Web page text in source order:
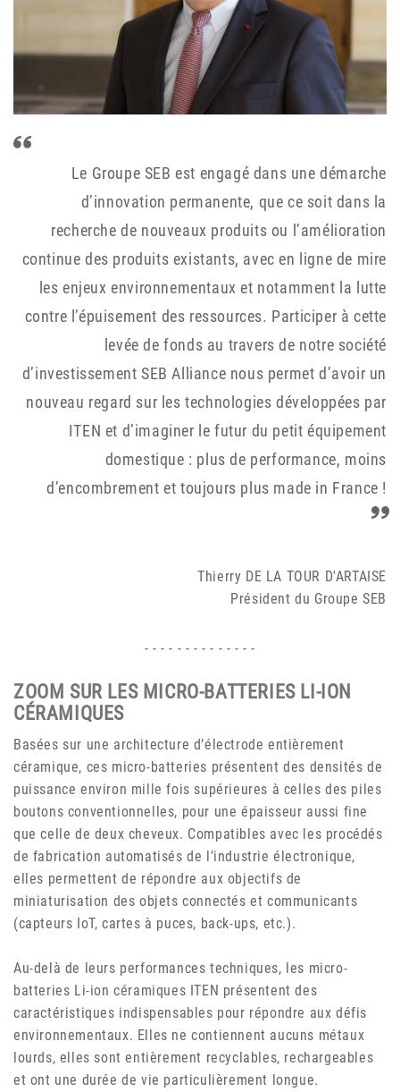
Le Groupe SEB est engagé dans une démarche
d’innovation permanente, que ce soit dans la
recherche de nouveaux produits ou l’amélioration
continue des produits existants, avec en ligne de mire
les enjeux environnementaux et notamment la lutte
contre l’épuisement des ressources. Participer à cette
levée de fonds au travers de notre société
d’investissement SEB Alliance nous permet d’avoir un
nouveau regard sur les technologies développées par
ITEN et d’imaginer le futur du petit équipement
domestique : plus de performance, moins
d’encombrement et toujours plus made in France !
Thierry DE LA TOUR D'ARTAISE
Président du Groupe SEB
- - - - - - - - - - - - - -
ZOOM SUR LES MICRO-BATTERIES LI-ION
CÉRAMIQUES
Basées sur une architecture d’électrode entièrement
céramique, ces micro-batteries présentent des densités de
puissance environ mille fois supérieures à celles des piles
boutons conventionnelles, pour une épaisseur aussi fine
que celle de deux cheveux. Compatibles avec les procédés
de fabrication automatisés de l’industrie électronique,
elles permettent de répondre aux objectifs de
miniaturisation des objets connectés et communicants
(capteurs IoT, cartes à puces, back-ups, etc.).
Au-delà de leurs performances techniques, les micro-
batteries Li-ion céramiques ITEN présentent des
caractéristiques indispensables pour répondre aux défis
environnementaux. Elles ne contiennent aucuns métaux
lourds, elles sont entièrement recyclables, rechargeables
et ont une durée de vie particulièrement longue.